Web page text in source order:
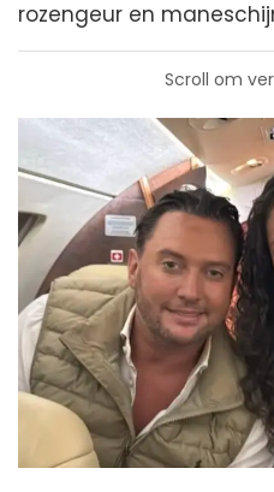
rozengeur en
Scroll om